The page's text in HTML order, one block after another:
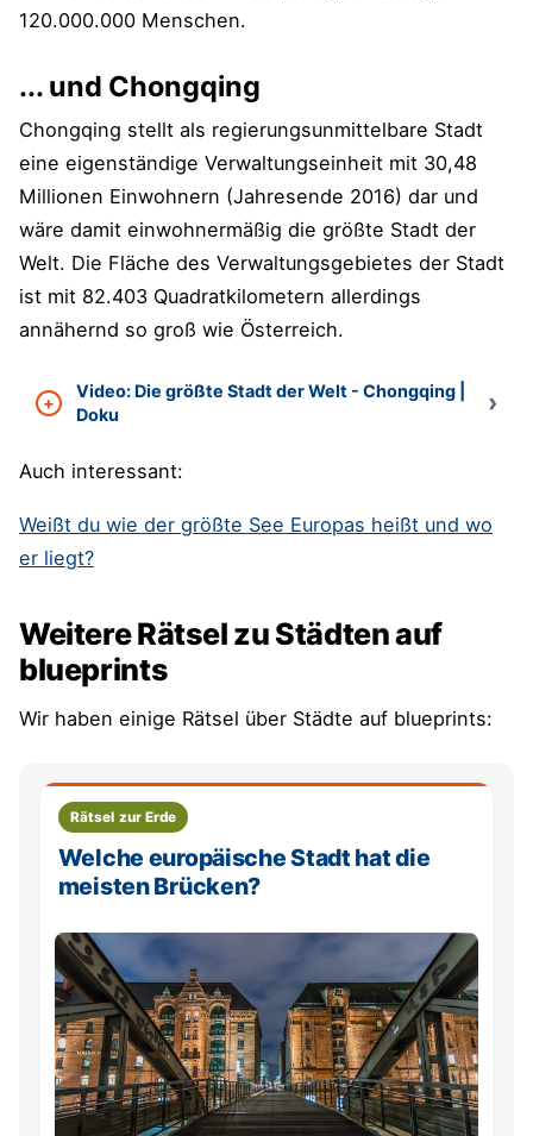
120.000.000 Menschen.
... und Chongqing
Chongqing stellt als regierungsunmittelbare Stadt
eine eigenständige Verwaltungseinheit mit 30,48
Millionen Einwohnern (Jahresende 2016) dar und
wäre damit einwohnermäßig die größte Stadt der
Welt. Die Fläche des Verwaltungsgebietes der Stadt
ist mit 82.403 Quadratkilometern allerdings
annähernd so groß wie Österreich.
Video: Die größte Stadt der Welt - Chongqing |
Doku
Auch interessant:
Weißt du wie der größte See Europas heißt und wo
er liegt?
Weitere Rätsel zu Städten auf
blueprints
Wir haben einige Rätsel über Städte auf blueprints:
Rätsel zur Erde
Welche europäische Stadt hat die
meisten Brücken?